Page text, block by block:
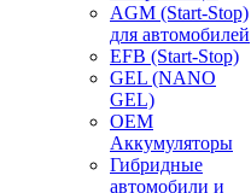
AGM (Start-Stop)
для автомобилей
EFB (Start-Stop)
GEL (NANO
GEL)
OEM
Аккумуляторы
Гибридные
автомобили и